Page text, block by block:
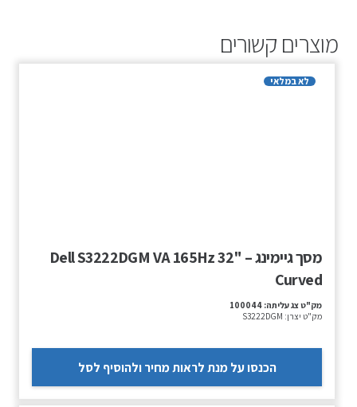
מוצרים קשורים
לא במלאי
מסך גיימינג – Dell S3222DGM VA 165Hz 32"
Curved
מק"ט צג עליתה: 100044
מק"ט יצרן: S3222DGM
הכנסו על מנת לראות מחיר ולהוסיף לסל